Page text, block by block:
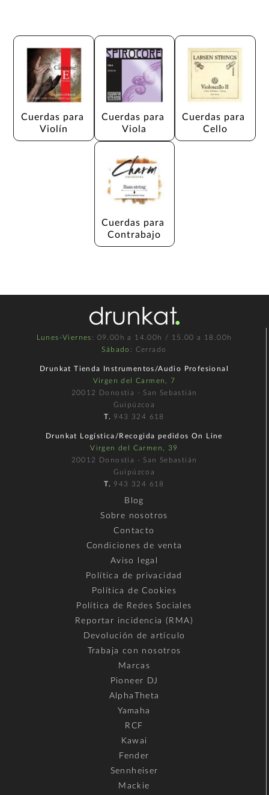
Cuerdas para
Violín
Cuerdas para
Viola
Cuerdas para
Cello
Cuerdas para
Contrabajo
Lunes-Viernes : 09.00h a 14.00h / 15.00 a 18.00h
Sábado : Cerrado
Drunkat Tienda Instrumentos/Audio Profesional
Virgen del Carmen, 7
20012 Donostia - San Sebastián
Guipúzcoa
T. 943 324 618
Drunkat Logística/Recogida pedidos On Line
Virgen del Carmen, 39
20012 Donostia - San Sebastián
Guipúzcoa
T. 943 324 618
Blog
Sobre nosotros
Contacto
Condiciones de venta
Aviso legal
Política de privacidad
Política de Cookies
Política de Redes Sociales
Reportar incidencia (RMA)
Devolución de artículo
Trabaja con nosotros
Marcas
Pioneer DJ
AlphaTheta
Yamaha
RCF
Kawai
Fender
Sennheiser
Mackie